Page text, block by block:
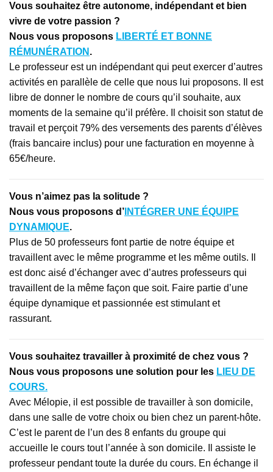
Vous souhaitez être autonome, indépendant et bien
vivre de votre passion ?
Nous vous proposons LIBERTÉ ET BONNE
RÉMUNÉRATION .
Le professeur est un indépendant qui peut exercer d’autres
activités en parallèle de celle que nous lui proposons. Il est
libre de donner le nombre de cours qu’il souhaite, aux
moments de la semaine qu’il préfère. Il choisit son statut de
travail et perçoit 79% des versements des parents d’élèves
(frais bancaire inclus) pour une facturation en moyenne à
65€/heure.
Vous n’aimez pas la solitude ?
Nous vous proposons d’ INTÉGRER UNE ÉQUIPE
DYNAMIQUE.
Plus de 50 professeurs font partie de notre équipe et
travaillent avec le même programme et les même outils. Il
est donc aisé d’échanger avec d’autres professeurs qui
travaillent de la même façon que soit. Faire partie d’une
équipe dynamique et passionnée est stimulant et
rassurant.
Vous souhaitez travailler à proximité de chez vous ?
Nous vous proposons une solution pour les LIEU DE
COURS.
Avec Mélopie, il est possible de travailler à son domicile,
dans une salle de votre choix ou bien chez un parent-hôte.
C’est le parent de l’un des 8 enfants du groupe qui
accueille le cours tout l’année à son domicile. Il assiste le
professeur pendant toute la durée du cours. En échange il